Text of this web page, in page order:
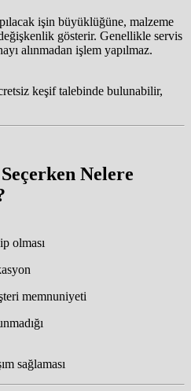
işin büyüklüğüne, malzeme
gösterir. Genellikle servis
alınmadan işlem yapılmaz.
keşif talebinde bulunabilir,
Nelere
olması
memnuniyeti
sağlaması